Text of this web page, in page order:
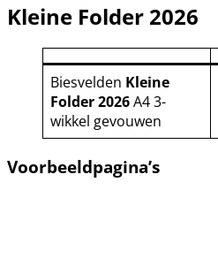
Kleine Folder 2026
Biesvelden Kleine
Folder 2026A4 3-
wikkel gevouwen
Voorbeeldpagina’s